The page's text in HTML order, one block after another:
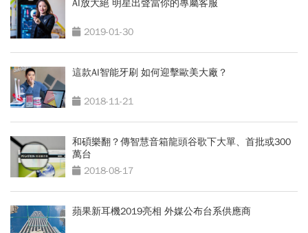
AI放大絕 明星出聲當你的專屬客服
2019-01-30
這款AI智能牙刷 如何迎擊歐美大廠？
2018-11-21
和碩樂翻？傳智慧音箱龍頭谷歌下大單、首批或300
萬台
2018-08-17
蘋果新耳機2019亮相 外媒公布台系供應商